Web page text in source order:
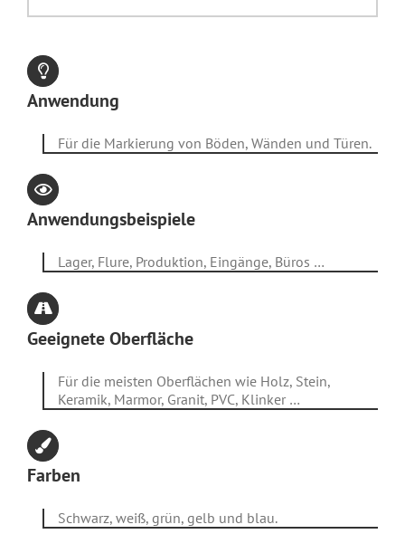
Anwendung
Für die Markierung von Böden, Wänden und Türen.
Anwendungsbeispiele
Lager, Flure, Produktion, Eingänge, Büros …
Geeignete Oberfläche
Für die meisten Oberflächen wie Holz, Stein,
Keramik, Marmor, Granit, PVC, Klinker …
Farben
Schwarz, weiß, grün, gelb und blau.